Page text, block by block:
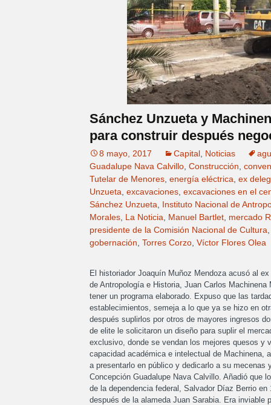
Sánchez Unzueta y
para construir después
8 mayo, 2017 Capital Noticias
Guadalupe Nava Calvillo Construcción
Tutelar de Menores energía eléctrica ex
Unzueta excavaciones excavaciones en el
Sánchez Unzueta
Instituto Nacional de
Morales La Noticia Manuel Bartlet mercado
presidente de la Comisión Nacional de Cultura
gobernación Torres Corzo Víctor Flores Olea
El historiador Joaquín Muñoz Mendoza acusó al
de Antropología e Historia, Juan Carlos
tener un programa elaborado. Expuso que las
establecimientos, semeja a lo que ya se hizo en
después suplirlos por otros de mayores ingresos
de elite le solicitaron un diseño para suplir el
exclusivo, donde se vendan los mejores quesos y
capacidad académica e intelectual de Machinena,
a presentarlo en público y dedicarlo a su
Concepción Guadalupe Nava Calvillo. Añadió que
de la dependencia federal, Salvador Díaz Berrio
después de la alameda Juan Sarabia. Era inviable